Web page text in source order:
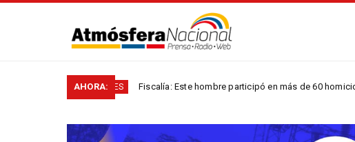
AHORA:
NACIONALES Fiscalía: Este hombre participó en más de 60 homicidios en...